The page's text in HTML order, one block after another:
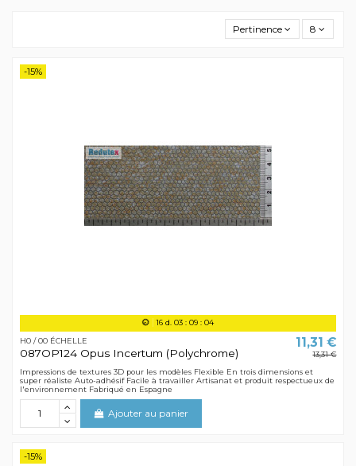
Pertinence 8
-15%
16 d. 03 :09 :04
H0 / 00 ÉCHELLE
087OP124 Opus Incertum (Polychrome)
11,31 €
13,31 €
Impressions de textures 3D pour les modèles Flexible En trois dimensions et
super réaliste Auto-adhésif Facile à travailler Artisanat et produit respectueux de
l'environnement Fabriqué en Espagne
Ajouter au panier
-15%